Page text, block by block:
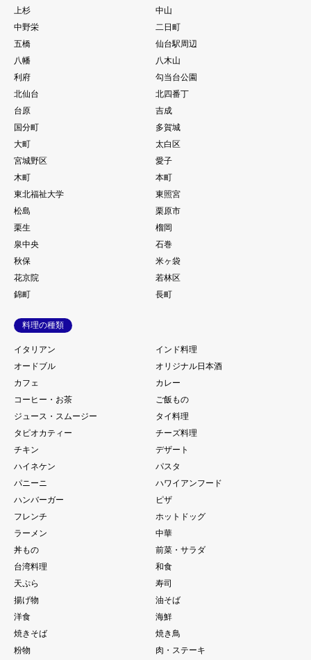
上杉
中山
中野栄
二日町
五橋
仙台駅周辺
八幡
八木山
利府
勾当台公園
北仙台
北四番丁
台原
吉成
国分町
多賀城
大町
太白区
宮城野区
愛子
木町
本町
東北福祉大学
東照宮
松島
栗原市
栗生
榴岡
泉中央
石巻
秋保
米ヶ袋
花京院
若林区
錦町
長町
料理の種類
イタリアン
インド料理
オードブル
オリジナル日本酒
カフェ
カレー
コーヒー・お茶
ご飯もの
ジュース・スムージー
タイ料理
タピオカティー
チーズ料理
チキン
デザート
ハイネケン
パスタ
パニーニ
ハワイアンフード
ハンバーガー
ピザ
フレンチ
ホットドッグ
ラーメン
中華
丼もの
前菜・サラダ
台湾料理
和食
天ぷら
寿司
揚げ物
油そば
洋食
海鮮
焼きそば
焼き鳥
粉物
肉・ステーキ